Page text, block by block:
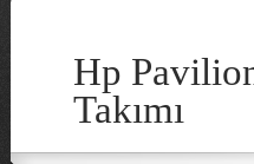
Hp
Takımı